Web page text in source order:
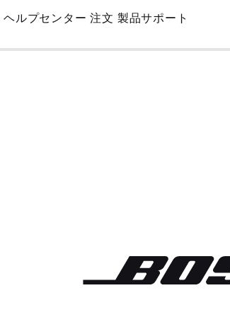
Skip
Main
ヘルプセンター 注文 製品サポート